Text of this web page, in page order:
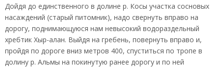
Дойдя до единственного в долине р. Косы участка сосновых
насаждений (старый питомник), надо свернуть вправо на
дорогу, поднимающуюся нам невысокий водораздельный
хребтик Хыр-алан. Выйдя на гребень, повернуть вправо и,
пройдя по дороге вниз метров 400, спуститься по тропе в
долину р. Альмы на покинутую ранее дорогу и по ней